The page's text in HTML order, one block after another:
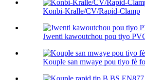
Konbi-Kralle/CV/Rapid-Clamp
Jwenti kawoutchou pou tiyo
Kouple san mwaye pou tiyo fè